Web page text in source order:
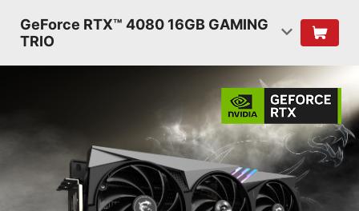
GeForce RTX™ 4080 16GB GAMING
TRIO